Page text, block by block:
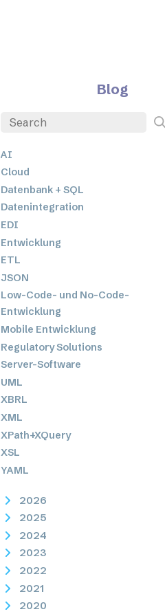
Blog
AI
Cloud
Datenbank + SQL
Datenintegration
EDI
Entwicklung
ETL
JSON
Low-Code- und No-Code-
Entwicklung
Mobile Entwicklung
Regulatory Solutions
Server-Software
UML
XBRL
XML
XPath+XQuery
XSL
YAML
2026
2025
2024
2023
2022
2021
2020